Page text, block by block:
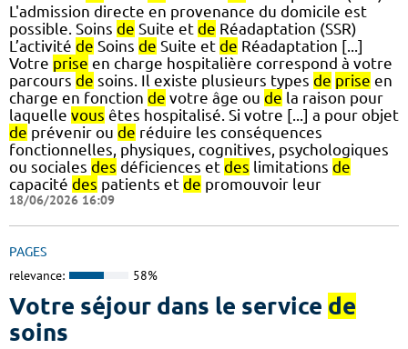
L'admission directe en provenance du domicile est
possible. Soins de Suite et de Réadaptation (SSR)
L’activité de Soins de Suite et de Réadaptation [...]
Votre prise en charge hospitalière correspond à votre
parcours de soins. Il existe plusieurs types de prise en
charge en fonction de votre âge ou de la raison pour
laquelle vous êtes hospitalisé. Si votre [...] a pour objet
de prévenir ou de réduire les conséquences
fonctionnelles, physiques, cognitives, psychologiques
ou sociales des déficiences et des limitations de
capacité des patients et de promouvoir leur
18/06/2026 16:09
PAGES
relevance: 58%
Votre séjour dans le service de
soins